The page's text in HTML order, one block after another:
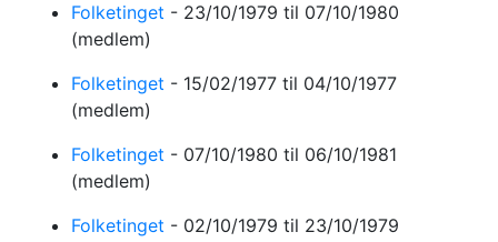
Folketinget - 23/10/1979 til 07/10/1980
(medlem)
Folketinget - 15/02/1977 til 04/10/1977
(medlem)
Folketinget - 07/10/1980 til 06/10/1981
(medlem)
Folketinget - 02/10/1979 til 23/10/1979